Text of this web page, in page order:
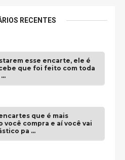
RECENTES
esse encarte, ele é
que foi feito com toda
…
que é mais
compra e aí você vai
pa …